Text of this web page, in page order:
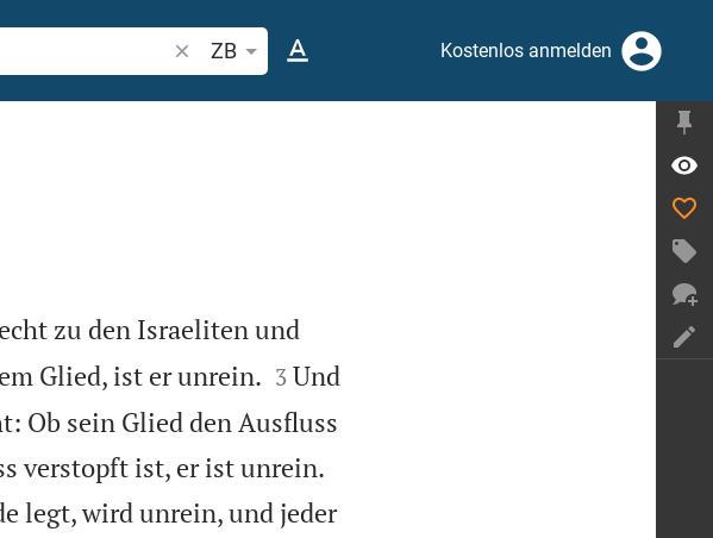
Bibelstelle oder Begriff suchen
ZB Kostenlos anmelden
zu den Israeliten und
Glied, ist er unrein.
3 Und
Ob sein Glied den Ausfluss
verstopft ist, er ist unrein.
legt, wird unrein, und jeder